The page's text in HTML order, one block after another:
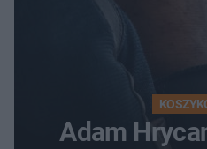
Adam